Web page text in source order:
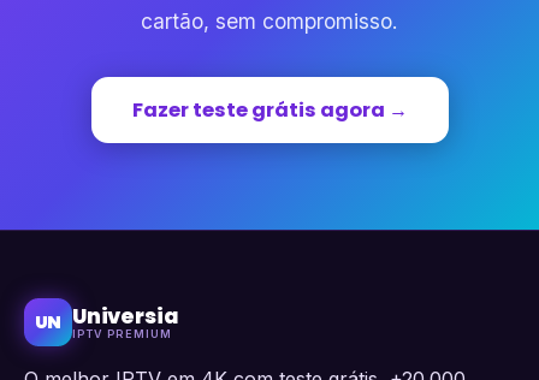
cartão, sem compromisso.
Fazer teste grátis agora →
UN Universia
IPTV PREMIUM